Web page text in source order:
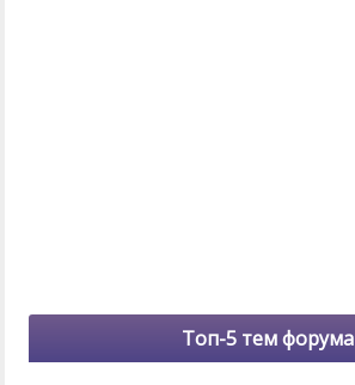
Топ-5 тем форума